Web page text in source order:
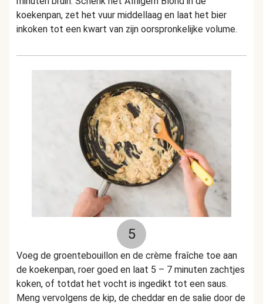
koekenpan, zet het vuur middellaag en laat het bier
inkoken tot een kwart van zijn oorspronkelijke volume.
5
Voeg de groentebouillon en de crème fraîche toe aan
de koekenpan, roer goed en laat 5 – 7 minuten zachtjes
koken, of totdat het vocht is ingedikt tot een saus.
Meng vervolgens de kip, de cheddar en de salie door de